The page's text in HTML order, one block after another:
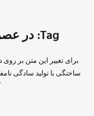
Tag: در عصر انقياد چه بايد كرد؟
برای تغییر این متن بر
ساختگی با تولید سادگی